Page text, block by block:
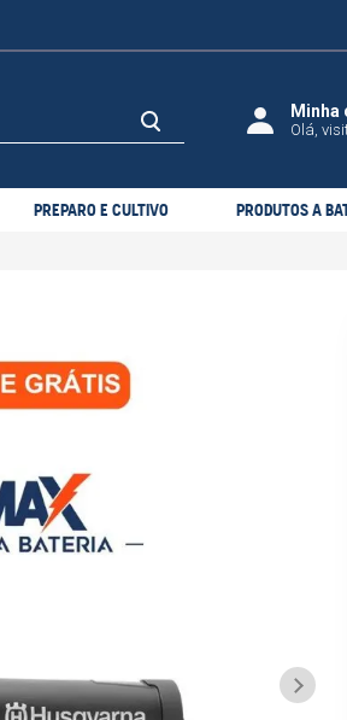
Olá,
PREPARO E CULTIVO PRODUTOS A